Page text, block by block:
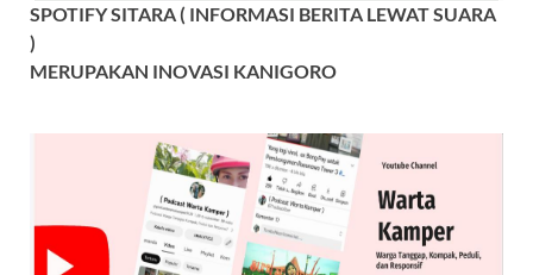
SPOTIFY SITARA ( INFORMASI BERITA LEWAT SUARA
)
MERUPAKAN INOVASI KANIGORO